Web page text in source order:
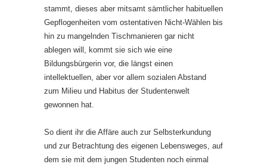
stammt, dieses aber mitsamt sämtlicher habituellen
Gepflogenheiten vom ostentativen Nicht-Wählen bis
hin zu mangelnden Tischmanieren gar nicht
ablegen will, kommt sie sich wie eine
Bildungsbürgerin vor, die längst einen
intellektuellen, aber vor allem sozialen Abstand
zum Milieu und Habitus der Studentenwelt
gewonnen hat.
So dient ihr die Affäre auch zur Selbsterkundung
und zur Betrachtung des eigenen Lebensweges, auf
dem sie mit dem jungen Studenten noch einmal